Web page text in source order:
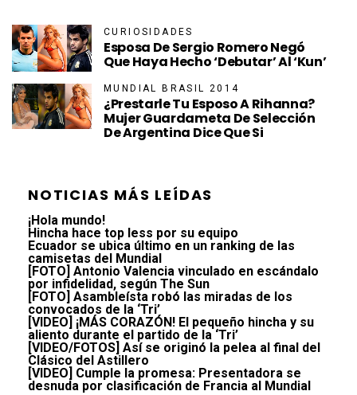
CURIOSIDADES
Esposa De Sergio Romero Negó
Que Haya Hecho ‘debutar’ Al ‘Kun’
MUNDIAL BRASIL 2014
¿Prestarle Tu Esposo A Rihanna?
Mujer Guardameta De Selección
De Argentina Dice Que Si
NOTICIAS MÁS LEÍDAS
¡Hola mundo!
Hincha hace top less por su equipo
Ecuador se ubica último en un ranking de las
camisetas del Mundial
[FOTO] Antonio Valencia vinculado en escándalo
por infidelidad, según The Sun
[FOTO] Asambleísta robó las miradas de los
convocados de la ‘Tri’
[VIDEO] ¡MÁS CORAZÓN! El pequeño hincha y su
aliento durante el partido de la ‘Tri’
[VIDEO/FOTOS] Así se originó la pelea al final del
Clásico del Astillero
[VIDEO] Cumple la promesa: Presentadora se
desnuda por clasificación de Francia al Mundial